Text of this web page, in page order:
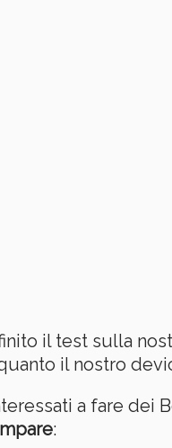
il test sulla
il nostro
a fare dei
: